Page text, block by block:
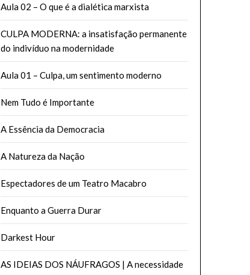
Aula 02 – O que é a dialética marxista
CULPA MODERNA: a insatisfação permanente
do indivíduo na modernidade
Aula 01 – Culpa, um sentimento moderno
Nem Tudo é Importante
A Essência da Democracia
A Natureza da Nação
Espectadores de um Teatro Macabro
Enquanto a Guerra Durar
Darkest Hour
AS IDEIAS DOS NÁUFRAGOS | A necessidade